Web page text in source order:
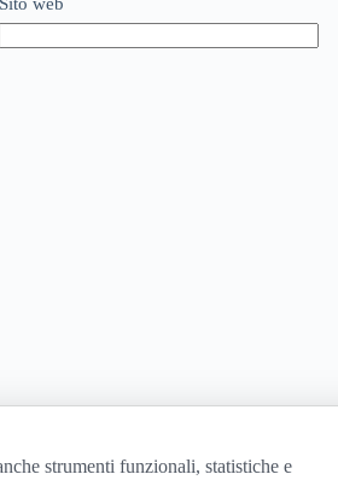
strumenti funzionali, statistiche e